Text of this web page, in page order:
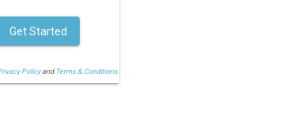
Policyand Terms & Conditions.
Get Started